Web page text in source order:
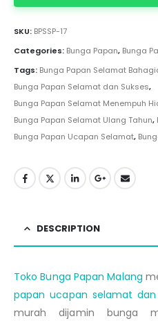
SKU: BPSSP-17
Categories: Bunga Papan, Bunga
Tags: Bunga Papan Selamat
Bunga Papan Selamat dan Sukses,
Bunga Papan Selamat Menempuh
Bunga Papan Selamat Ulang Tahun,
Bunga Papan Ucapan Selamat,
DESCRIPTION
Toko Bunga Papan Malang
papan ucapan selamat dan
murah dijamin bunga